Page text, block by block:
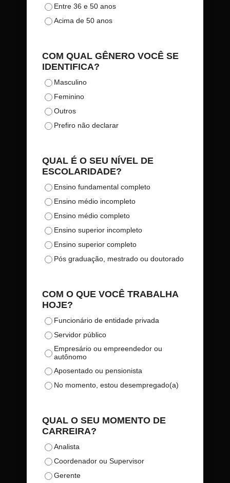
Entre 36 e 50 anos
Acima de 50 anos
COM QUAL GÊNERO VOCÊ SE
IDENTIFICA?
Masculino
Feminino
Outros
Prefiro não declarar
QUAL É O SEU NÍVEL DE
ESCOLARIDADE?
Ensino fundamental completo
Ensino médio incompleto
Ensino médio completo
Ensino superior incompleto
Ensino superior completo
Pós graduação, mestrado ou doutorado
COM O QUE VOCÊ TRABALHA
HOJE?
Funcionário de entidade privada
Servidor público
Empresário ou empreendedor ou
autônomo
Aposentado ou pensionista
No momento, estou desempregado(a)
QUAL O SEU MOMENTO DE
CARREIRA?
Analista
Coordenador ou Supervisor
Gerente